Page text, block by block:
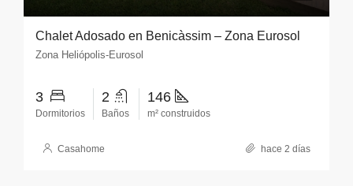
Chalet Adosado en Benicàssim – Zona Eurosol
Zona Heliópolis-Eurosol
3
Dormitorios
2
Baños
146
m² construidos
Casahome hace 2 días